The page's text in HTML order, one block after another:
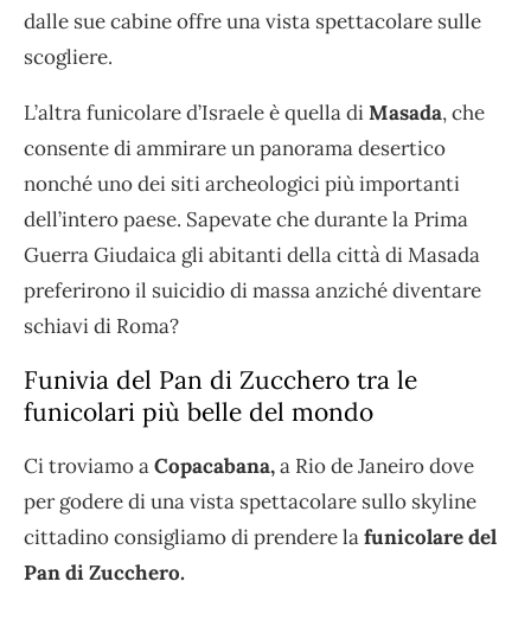
dalle sue cabine offre una vista spettacolare sulle
scogliere.
L’altra funicolare d’Israele è quella diMasada, che
consente di ammirare un panorama desertico
nonché uno dei siti archeologici più importanti
dell’intero paese. Sapevate che durante la Prima
Guerra Giudaica gli abitanti della città di Masada
preferirono il suicidio di massa anziché diventare
schiavi di Roma?
Funivia del Pan di Zucchero tra le
funicolari più belle del mondo
Ci troviamo aCopacabana,a Rio de Janeiro dove
per godere di una vista spettacolare sullo skyline
cittadino consigliamo di prendere lafunicolare del
Pan di Zucchero.